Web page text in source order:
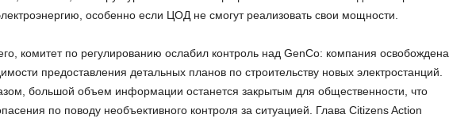
особенно если ЦОД не смогут реализовать свои мощности.
комитет по регулированию ослабил контроль над GenCo: компания освобождена
предоставления детальных планов по строительству новых электростанций.
большой объем информации останется закрытым для общественности, что
по поводу необъективного контроля за ситуацией. Глава Citizens Action